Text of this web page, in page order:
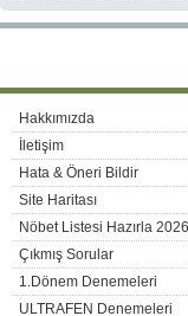
Hakkımızda
İletişim
Hata & Öneri Bildir
Site Haritası
Nöbet Listesi Hazırla 2026
Çıkmış Sorular
1.Dönem Denemeleri
ULTRAFEN Denemeleri